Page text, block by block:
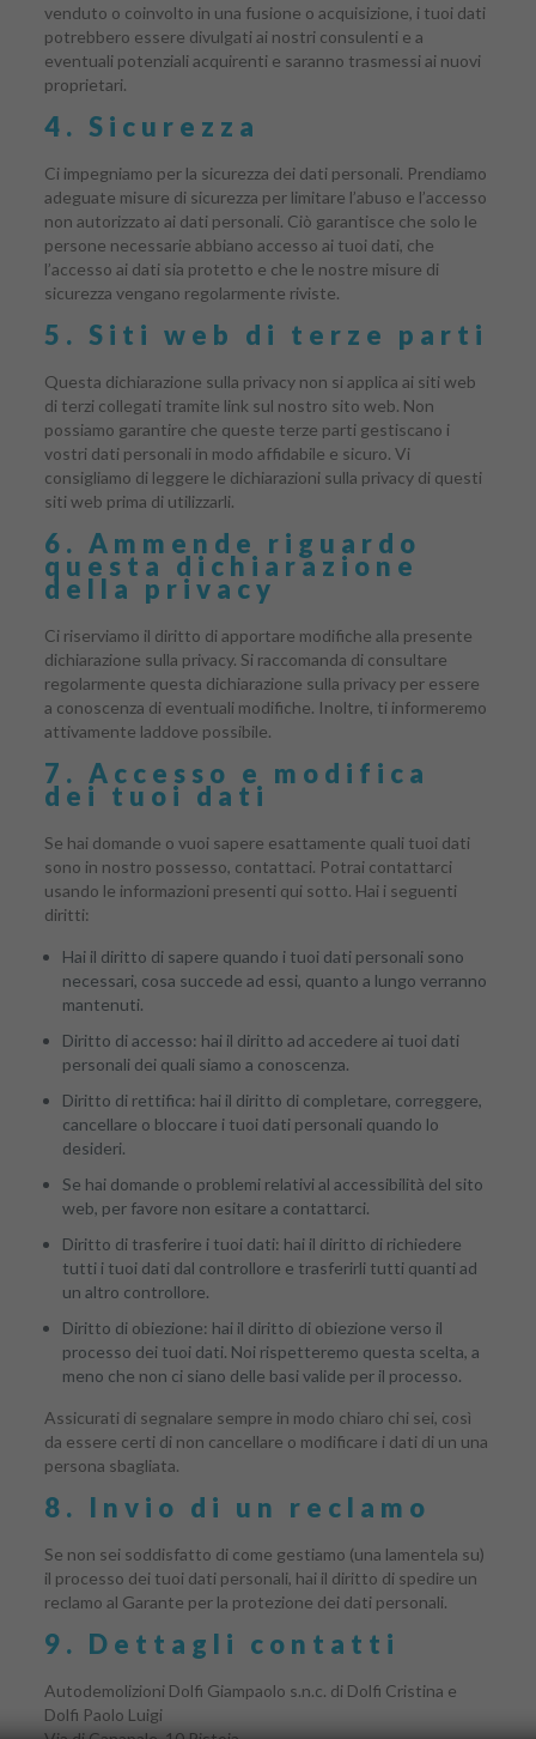
venduto o coinvolto in una fusione o acquisizione, i tuoi dati
potrebbero essere divulgati ai nostri consulenti e a
eventuali potenziali acquirenti e saranno trasmessi ai nuovi
proprietari.
4. Sicurezza
Ci impegniamo per la sicurezza dei dati personali. Prendiamo
adeguate misure di sicurezza per limitare l’abuso e l’accesso
non autorizzato ai dati personali. Ciò garantisce che solo le
persone necessarie abbiano accesso ai tuoi dati, che
l’accesso ai dati sia protetto e che le nostre misure di
sicurezza vengano regolarmente riviste.
5. Siti web di terze parti
Questa dichiarazione sulla privacy non si applica ai siti web
di terzi collegati tramite link sul nostro sito web. Non
possiamo garantire che queste terze parti gestiscano i
vostri dati personali in modo affidabile e sicuro. Vi
consigliamo di leggere le dichiarazioni sulla privacy di questi
siti web prima di utilizzarli.
6. Ammende riguardo
questa dichiarazione
della privacy
Ci riserviamo il diritto di apportare modifiche alla presente
dichiarazione sulla privacy. Si raccomanda di consultare
regolarmente questa dichiarazione sulla privacy per essere
a conoscenza di eventuali modifiche. Inoltre, ti informeremo
attivamente laddove possibile.
7. Accesso e modifica
dei tuoi dati
Se hai domande o vuoi sapere esattamente quali tuoi dati
sono in nostro possesso, contattaci. Potrai contattarci
usando le informazioni presenti qui sotto. Hai i seguenti
diritti:
Hai il diritto di sapere quando i tuoi dati personali sono
necessari, cosa succede ad essi, quanto a lungo verranno
mantenuti.
Diritto di accesso: hai il diritto ad accedere ai tuoi dati
personali dei quali siamo a conoscenza.
Diritto di rettifica: hai il diritto di completare, correggere,
cancellare o bloccare i tuoi dati personali quando lo
desideri.
Se hai domande o problemi relativi al accessibilità del sito
web, per favore non esitare a contattarci.
Diritto di trasferire i tuoi dati: hai il diritto di richiedere
tutti i tuoi dati dal controllore e trasferirli tutti quanti ad
un altro controllore.
Diritto di obiezione: hai il diritto di obiezione verso il
processo dei tuoi dati. Noi rispetteremo questa scelta, a
meno che non ci siano delle basi valide per il processo.
Assicurati di segnalare sempre in modo chiaro chi sei, così
da essere certi di non cancellare o modificare i dati di un una
persona sbagliata.
8. Invio di un reclamo
Se non sei soddisfatto di come gestiamo (una lamentela su)
il processo dei tuoi dati personali, hai il diritto di spedire un
reclamo al Garante per la protezione dei dati personali.
9. Dettagli contatti
Autodemolizioni Dolfi Giampaolo s.n.c. di Dolfi Cristina e
Dolfi Paolo Luigi